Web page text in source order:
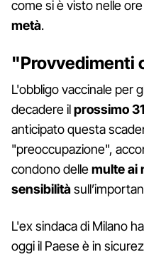
come si è visto nelle
metà.
"Provvedimenti
L'obbligo vaccinale per
decadere ilprossimo
anticipato questa
"preoccupazione",
condono dellemulte ai
sensibilità
L'ex sindaca di Milano
oggi il Paese è in